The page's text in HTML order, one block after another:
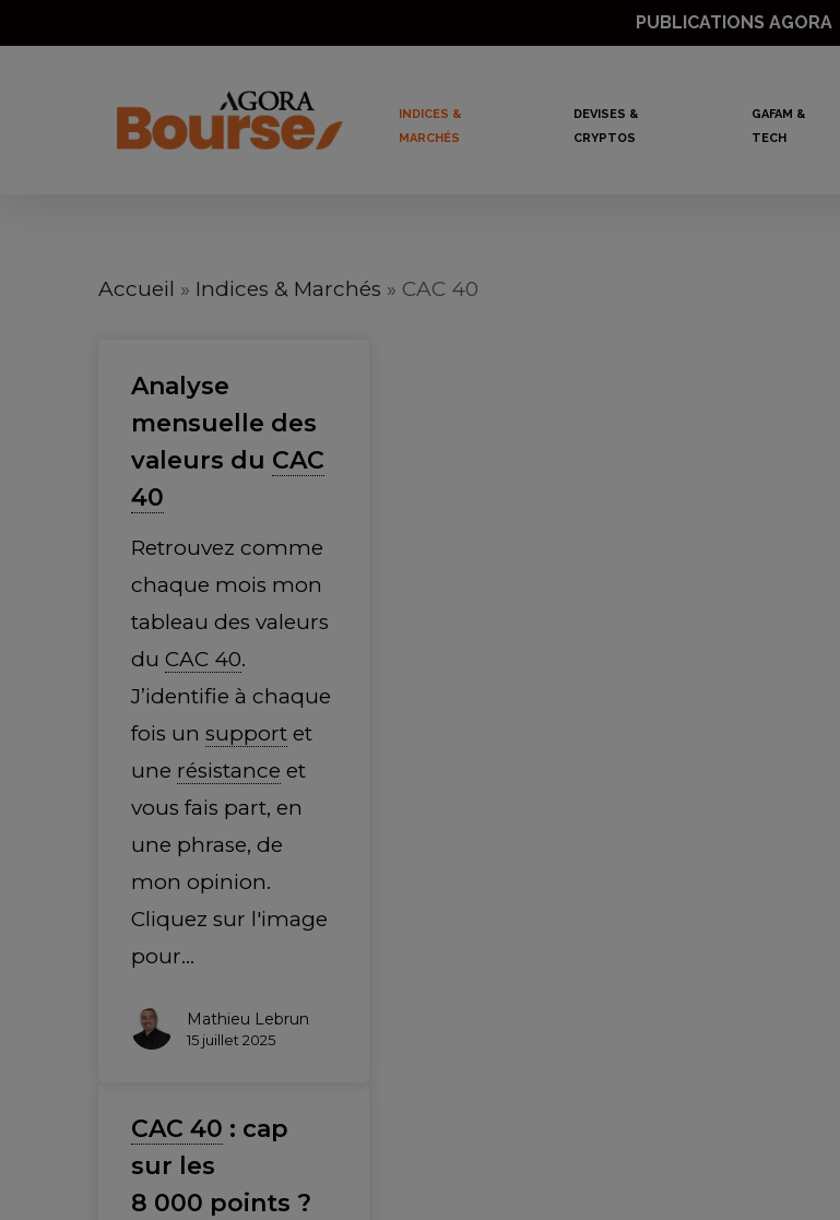
to
PUBLICATIONS AGORA
INDICES &
MARCHÉS
DEVISES &
CRYPTOS
GAFAM &
TECH
Accueil » Indices & Marchés » CAC 40
Analyse
mensuelle des
valeurs du CAC
40
Retrouvez comme
chaque mois mon
tableau des valeurs
duCAC 40.
J’identifie à chaque
fois unsupport et
une résistance et
vous fais part, en
une phrase, de
mon opinion.
Cliquez sur l'image
pour…
Mathieu Lebrun
15 juillet 2025
CAC 40 : cap
sur les
8 000 points ?